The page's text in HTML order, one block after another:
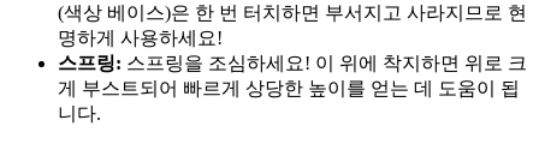
(색상 베이스)은 한 번 터치하면 부서지고 사라지므로 현
명하게 사용하세요!
스프링: 스프링을 조심하세요! 이 위에 착지하면 위로 크
게 부스트되어 빠르게 상당한 높이를 얻는 데 도움이 됩
니다.